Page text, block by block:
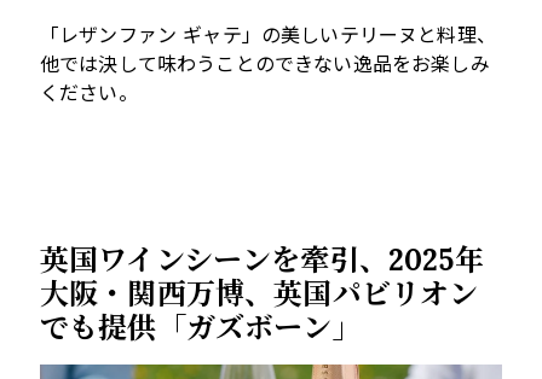
「レザンファン ギャテ」の美しいテリーヌと料理、
他では決して味わうことのできない逸品をお楽しみ
ください。
英国ワインシーンを牽引、 2025年
大阪・関西万博、英国パビリオン
でも提供「ガズボーン」